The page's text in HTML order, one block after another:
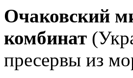
Очаковский
комбинат
пресервы из